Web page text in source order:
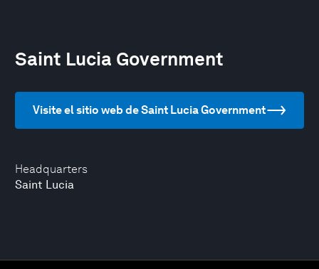
Headquarters
Saint Lucia
Saint Lucia Government
Visite el sitio web de Saint Lucia Government